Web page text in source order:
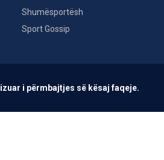
Shumësportësh
Sport Gossip
i përmbajtjes së kësaj faqeje.